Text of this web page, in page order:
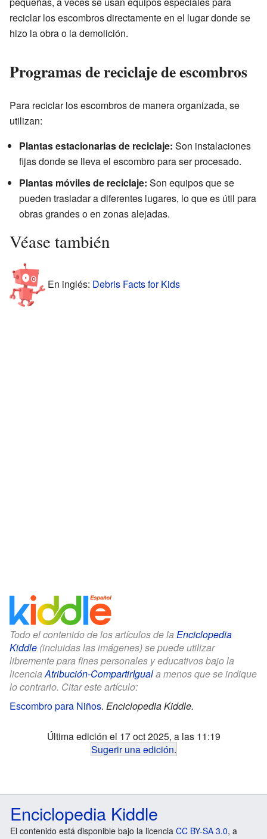
reciclar los escombros directamente en el lugar donde se
hizo la obra o la demolición.
Programas de reciclaje de escombros
Para reciclar los escombros de manera organizada, se
utilizan:
Plantas estacionarias de reciclaje: Son instalaciones
fijas donde se lleva el escombro para ser procesado.
Plantas móviles de reciclaje: Son equipos que se
pueden trasladar a diferentes lugares, lo que es útil para
obras grandes o en zonas alejadas.
Véase también
En inglés: Debris Facts for Kids
Todo el contenido de los artículos de la Enciclopedia
Kiddle (incluidas las imágenes) se puede utilizar
libremente para fines personales y educativos bajo la
licenciaAtribución-CompartirIguala menos que se indique
lo contrario. Citar este artículo:
Escombro para Niños. Enciclopedia Kiddle.
Última edición el 17 oct 2025, a las 11:19
Sugerir una edición.
Enciclopedia Kiddle
El contenido está disponible bajo la licencia CC BY-SA 3.0, a